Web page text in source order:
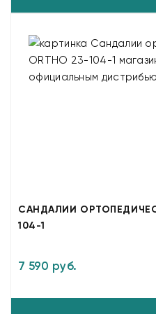
САНДАЛИИ
104-1
7 590 руб.